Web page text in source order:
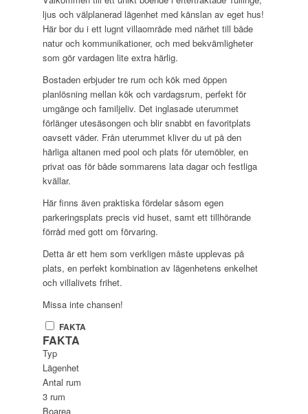
ljus och välplanerad lägenhet med känslan av eget hus!
Här bor du i ett lugnt villaområde med närhet till både
natur och kommunikationer, och med bekvämligheter
som gör vardagen lite extra härlig.
Bostaden erbjuder tre rum och kök med öppen
planlösning mellan kök och vardagsrum, perfekt för
umgänge och familjeliv. Det inglasade uterummet
förlänger utesäsongen och blir snabbt en favoritplats
oavsett väder. Från uterummet kliver du ut på den
härliga altanen med pool och plats för utemöbler, en
privat oas för både sommarens lata dagar och festliga
kvällar.
Här finns även praktiska fördelar såsom egen
parkeringsplats precis vid huset, samt ett tillhörande
förråd med gott om förvaring.
Detta är ett hem som verkligen måste upplevas på
plats, en perfekt kombination av lägenhetens enkelhet
och villalivets frihet.
Missa inte chansen!
FAKTA
FAKTA
Typ
Lägenhet
Antal rum
3 rum
Boarea